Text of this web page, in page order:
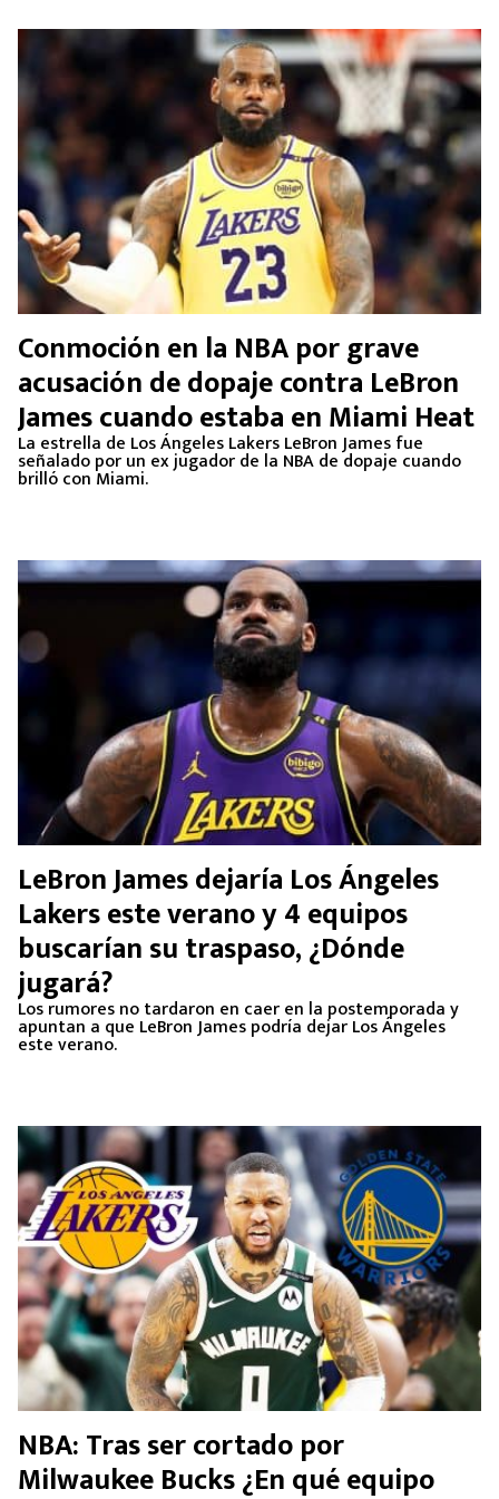
Conmoción en la NBA por grave
acusación de dopaje contra LeBron
James cuando estaba en Miami Heat
La estrella de Los Ángeles Lakers LeBron James fue
señalado por un ex jugador de la NBA de dopaje cuando
brilló con Miami.
LeBron James dejaría Los Ángeles
Lakers este verano y 4 equipos
buscarían su traspaso, ¿Dónde
jugará?
Los rumores no tardaron en caer en la postemporada y
apuntan a que LeBron James podría dejar Los Ángeles
este verano.
NBA: Tras ser cortado por
Milwaukee Bucks ¿En qué equipo